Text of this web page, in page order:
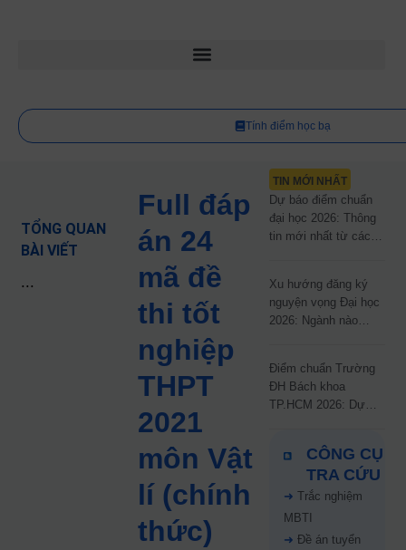
Tính điểm học bạ
TỔNG QUAN
BÀI VIẾT
...
Full đáp
án 24
mã đề
thi tốt
nghiệp
THPT
2021
môn Vật
lí (chính
thức)
TIN MỚI NHẤT
Dự báo điểm chuẩn
đại học 2026: Thông
tin mới nhất từ các
Xu hướng đăng ký
nguyện vọng Đại học
2026: Ngành nào
Điểm chuẩn Trường
ĐH Bách khoa
TP.HCM 2026: Dự
67%
CÔNG CỤ
TRA CỨU
➜ Trắc nghiệm
MBTI
➜ Đề án tuyển